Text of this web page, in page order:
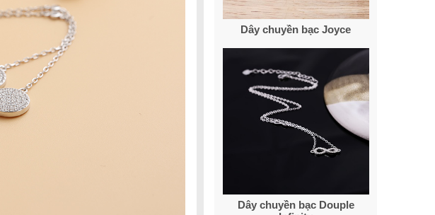
Dây chuyền bạc Joyce
Dây chuyền bạc Douple